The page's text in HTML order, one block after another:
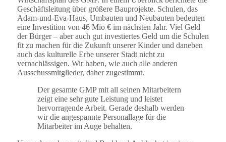
Geschäftsleitung über größere Bauprojekte. Schulen, das
Adam-und-Eva-Haus, Umbauten und Neubauten bedeuten
eine Investition von 46 Mio € im nächsten Jahr. Viel Geld
der Bürger – aber auch gut investiertes Geld um die Schulen
fit zu machen für die Zukunft unserer Kinder und daneben
auch das kulturelle Erbe unserer Stadt nicht zu
vernachlässigen. Wir haben, wie auch alle anderen
Ausschussmitglieder, daher zugestimmt.
Der gesamte GMP mit all seinen Mitarbeitern
zeigt eine sehr gute Leistung und leistet
hervorragende Arbeit. Gerade deshalb werden
wir die angespannte Personallage für die
Mitarbeiter im Auge behalten.